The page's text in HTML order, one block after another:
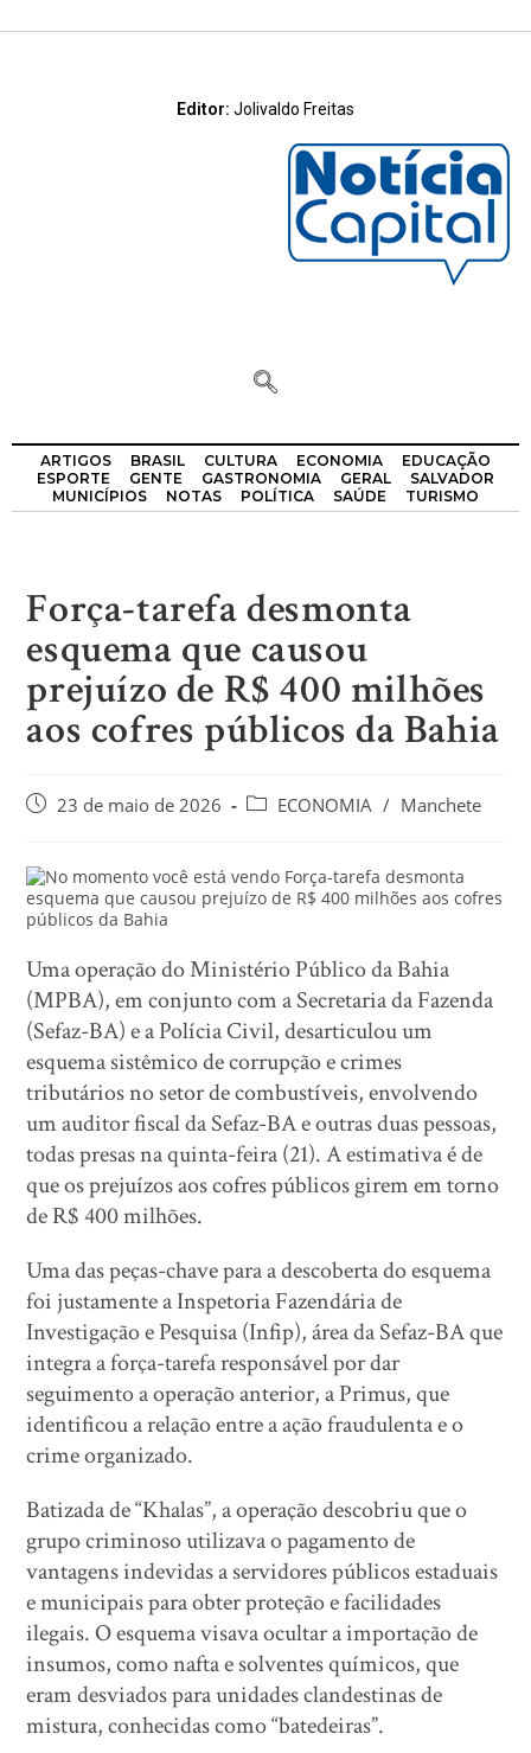
Editor: Jolivaldo Freitas
ARTIGOS BRASIL CULTURA ECONOMIA
EDUCAÇÃO
ESPORTE
GENTE GASTRONOMIA GERAL
SALVADOR
MUNICÍPIOS
NOTAS POLÍTICA SAÚDE TURISMO
Força-tarefa desmonta
esquema que causou
prejuízo de R$ 400 milhões
aos cofres públicos da Bahia
23 de maio de 2026 ECONOMIA / Manchete
Uma operação do Ministério Público da Bahia
(MPBA), em conjunto com a Secretaria da Fazenda
(Sefaz-BA) e a Polícia Civil, desarticulou um
esquema sistêmico de corrupção e crimes
tributários no setor de combustíveis, envolvendo
um auditor fiscal da Sefaz-BA e outras duas pessoas,
todas presas na quinta-feira (21). A estimativa é de
que os prejuízos aos cofres públicos girem em torno
de R$ 400 milhões.
Uma das peças-chave para a descoberta do esquema
foi justamente a Inspetoria Fazendária de
Investigação e Pesquisa (Infip), área da Sefaz-BA que
integra a força-tarefa responsável por dar
seguimento a operação anterior, a Primus, que
identificou a relação entre a ação fraudulenta e o
crime organizado.
Batizada de “Khalas”, a operação descobriu que o
grupo criminoso utilizava o pagamento de
vantagens indevidas a servidores públicos estaduais
e municipais para obter proteção e facilidades
ilegais. O esquema visava ocultar a importação de
insumos, como nafta e solventes químicos, que
eram desviados para unidades clandestinas de
mistura, conhecidas como “batedeiras”.